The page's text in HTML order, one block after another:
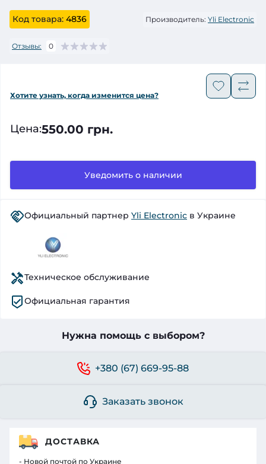
Код товара: 4836 Производитель: Yli Electronic
Отзывы: 0
Хотите узнать, когда изменится цена?
Цена:550.00 грн.
Уведомить о наличии
Официальный партнер Yli Electronic в Украине
Техническое обслуживание
Официальная гарантия
Нужна помощь с выбором?
+380 (67) 669-95-88
Заказать звонок
ДОСТАВКА
- Новой почтой по Украине